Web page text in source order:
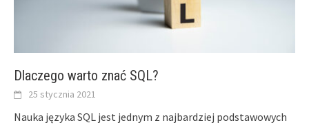
Dlaczego warto znać SQL?
25 stycznia 2021
Nauka języka SQL jest jednym z najbardziej podstawowych